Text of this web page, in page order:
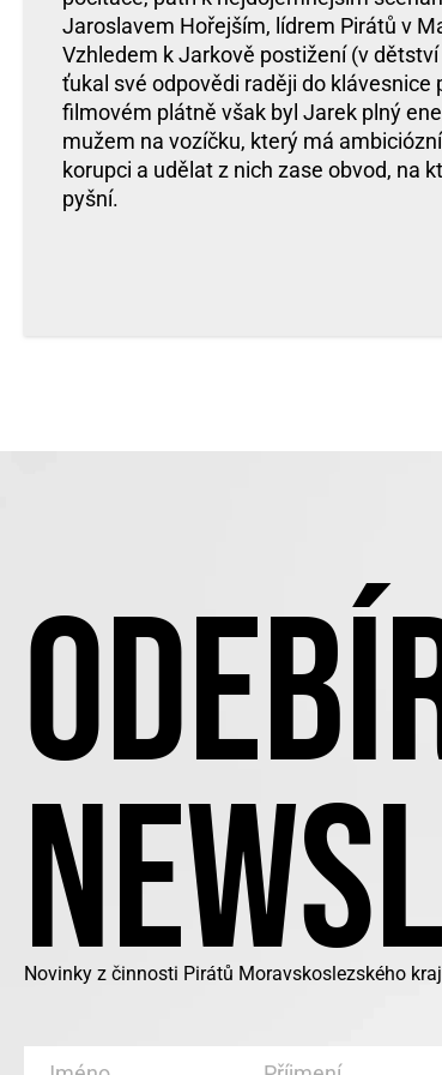
Jaroslavem Hořejším, lídrem Pirátů v
Vzhledem k Jarkově postižení (v
ťukal své odpovědi raději do klávesnice
filmovém plátně však byl Jarek plný
mužem na vozíčku, který má
korupci a udělat z nich zase obvod, na
pyšní.
Novinky z činnosti Pirátů Moravskoslezského